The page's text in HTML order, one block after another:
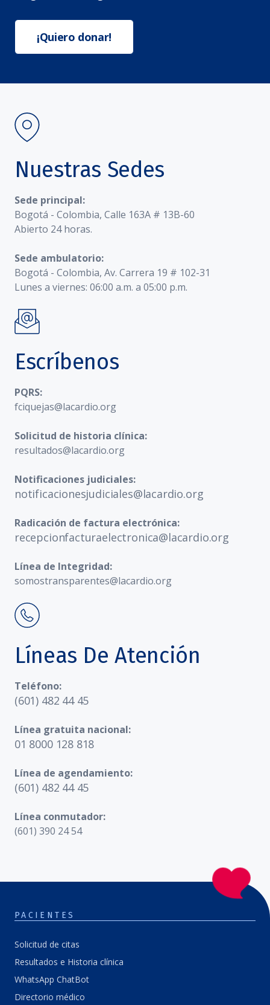
¡Quiero donar!
Nuestras Sedes
Sede principal:
Bogotá - Colombia, Calle 163A # 13B-60
Abierto 24 horas.
Sede ambulatorio:
Bogotá - Colombia, Av. Carrera 19 # 102-31
Lunes a viernes: 06:00 a.m. a 05:00 p.m.
Escríbenos
PQRS:
fciquejas@lacardio.org
Solicitud de historia clínica:
resultados@lacardio.org
Notificaciones judiciales:
notificacionesjudiciales@lacardio.org
Radicación de factura electrónica:
recepcionfacturaelectronica@lacardio.org
Línea de Integridad:
somostransparentes@lacardio.org
Líneas De Atención
Teléfono:
(601) 482 44 45
Línea gratuita nacional:
01 8000 128 818
Línea de agendamiento:
(601) 482 44 45
Línea conmutador:
(601) 390 24 54
PACIENTES
Solicitud de citas
Resultados e Historia clínica
WhatsApp ChatBot
Directorio médico